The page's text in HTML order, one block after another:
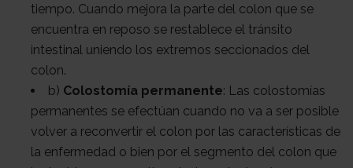
tiempo. Cuando mejora la parte del colon que se
encuentra en reposo se restablece el tránsito
intestinal uniendo los extremos seccionados del
colon.
b) Colostomía permanente: Las colostomías
permanentes se efectúan cuando no va a ser posible
volver a reconvertir el colon por las características de
la enfermedad o bien por el segmento del colon que